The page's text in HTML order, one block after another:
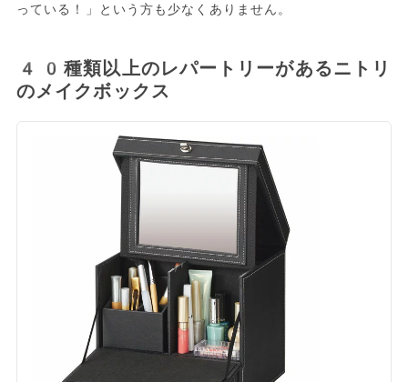
っている！」という方も少なくありません。
40種類以上のレパートリーがあるニトリ
のメイクボックス